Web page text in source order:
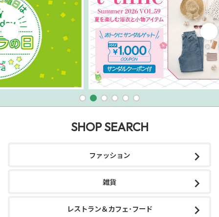
SHOP SEARCH
ファッション
雑貨
レストラン＆カフェ･フード